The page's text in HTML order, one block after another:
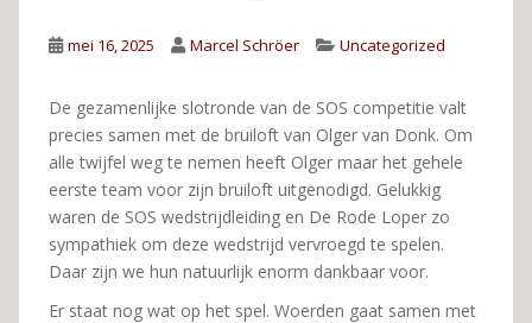
mei 16, 2025 Marcel Schröer Uncategorized
De gezamenlijke slotronde van de SOS competitie valt
precies samen met de bruiloft van Olger van Donk. Om
alle twijfel weg te nemen heeft Olger maar het gehele
eerste team voor zijn bruiloft uitgenodigd. Gelukkig
waren de SOS wedstrijdleiding en De Rode Loper zo
sympathiek om deze wedstrijd vervroegd te spelen.
Daar zijn we hun natuurlijk enorm dankbaar voor.
Er staat nog wat op het spel. Woerden gaat samen met